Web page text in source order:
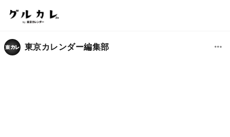
東京カレンダー編集部